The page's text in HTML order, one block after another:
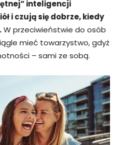
inteligencji
i czują się dobrze, kiedy
W przeciwieństwie do osób
mieć towarzystwo, gdyż
– sami ze sobą.